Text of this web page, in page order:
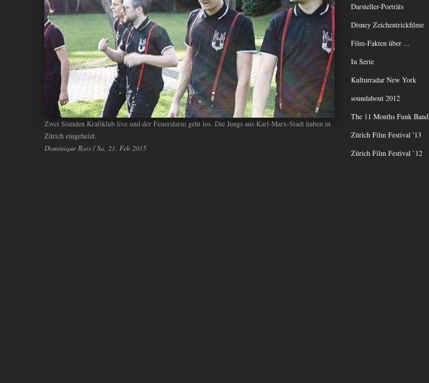
Zwei Stunden Kraftklub live und der Feueralarm geht los. Die Jungs aus Karl-Marx-Stadt haben in
Zürich eingeheizt.
Dominique Rais / Sa, 21. Feb 2015
Darsteller-Porträts
Disney Zeichentrickfilme
Film-Fakten über ...
In Serie
Kulturradar New York
soundabout 2012
The 11 Months Funk Band
Zürich Film Festival '13
Zürich Film Festival `12